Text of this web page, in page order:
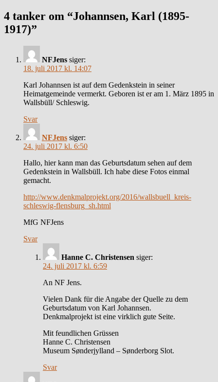
4 tanker om “Johannsen, Karl (1895-
1917)”
NFJens siger:
18. juli 2017 kl. 14:07
Karl Johannsen ist auf dem Gedenkstein in seiner
Heimatgemeinde vermerkt. Geboren ist er am 1. März 1895 in
Wallsbüll/ Schleswig.
Svar
NFJens siger:
24. juli 2017 kl. 6:50
Hallo, hier kann man das Geburtsdatum sehen auf dem
Gedenkstein in Wallsbüll. Ich habe diese Fotos einmal
gemacht.
http://www.denkmalprojekt.org/2016/wallsbuell_kreis-
schleswig-flensburg_sh.html
MfG NFJens
Svar
Hanne C. Christensen siger:
24. juli 2017 kl. 6:59
An NF Jens.
Vielen Dank für die Angabe der Quelle zu dem
Geburtsdatum von Karl Johannsen.
Denkmalprojekt ist eine virklich gute Seite.
Mit feundlichen Grüssen
Hanne C. Christensen
Museum Sønderjylland – Sønderborg Slot.
Svar